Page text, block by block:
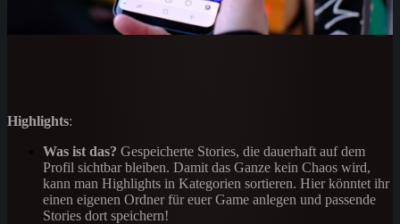
Highlights:
Was ist das? Gespeicherte Stories, die dauerhaft auf dem
Profil sichtbar bleiben. Damit das Ganze kein Chaos wird,
kann man Highlights in Kategorien sortieren. Hier könntet ihr
einen eigenen Ordner für euer Game anlegen und passende
Stories dort speichern!